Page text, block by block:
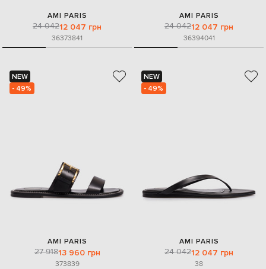
AMI PARIS
24 04212 047 грн
36373841
AMI PARIS
24 04212 047 грн
36394041
NEW
- 49%
AMI PARIS
27 91813 960 грн
373839
NEW
- 49%
AMI PARIS
24 04212 047 грн
38